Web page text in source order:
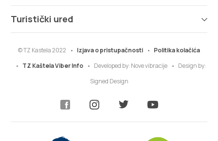
Turistički ured
© TZ Kastela 2022 Izjava o pristupačnosti
Politika kolačića
TZ Kaštela Viber Info
Developed by: Nove vibracije
Design by:
Signed Design